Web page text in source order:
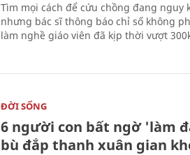
Tìm mọi cách để cứu chồng đang nguy
nhưng bác sĩ thông báo chỉ số không
làm nghề giáo viên đã kịp thời vượt
ĐỜI SỐNG
6 người con bất ngờ 'làm
bù đắp thanh xuân gian